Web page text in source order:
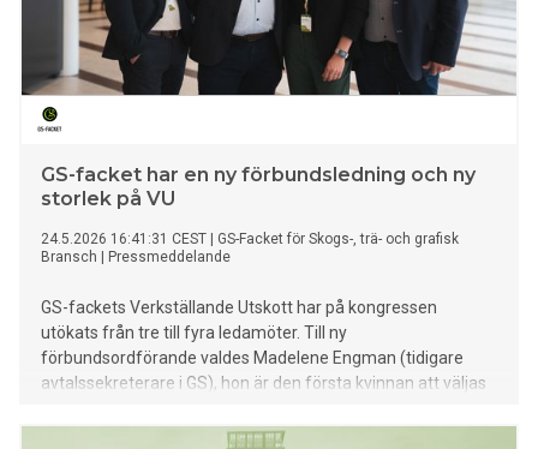
GS-facket har en ny förbundsledning och ny
storlek på VU
24.5.2026 16:41:31 CEST
GS-Facket för Skogs-, trä- och grafisk
Bransch
Pressmeddelande
GS-fackets Verkställande Utskott har på kongressen
utökats från tre till fyra ledamöter. Till ny
förbundsordförande valdes Madelene Engman (tidigare
avtalssekreterare i GS), hon är den första kvinnan att väljas